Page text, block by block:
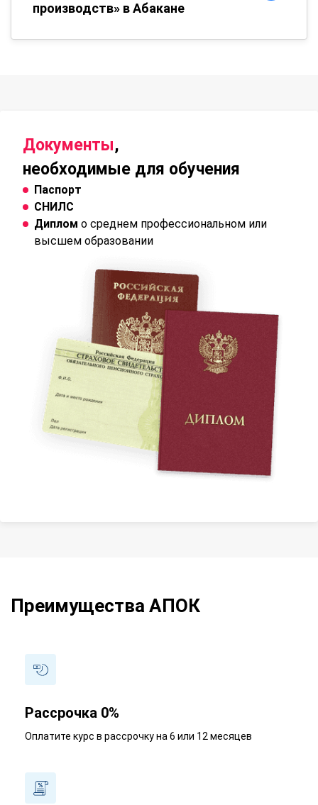
производств» в Абакане
Документы,
необходимые для обучения
Паспорт
СНИЛС
Диплом о среднем профессиональном или
высшем образовании
Преимущества АПОК
Рассрочка 0%
Оплатите курс в рассрочку на 6 или 12 месяцев